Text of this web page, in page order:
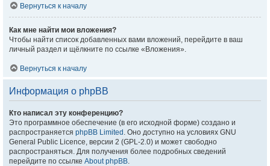
Вернуться к началу
Как мне найти мои вложения?
Чтобы найти список добавленных вами вложений, перейдите в ваш
личный раздел и щёлкните по ссылке «Вложения».
Вернуться к началу
Информация о phpBB
Кто написал эту конференцию?
Это программное обеспечение (в его исходной форме) создано и
распространяется phpBB Limited . Оно доступно на условиях GNU
General Public Licence, версии 2 (GPL-2.0) и может свободно
распространяться. Для получения более подробных сведений
перейдите по ссылке About phpBB.